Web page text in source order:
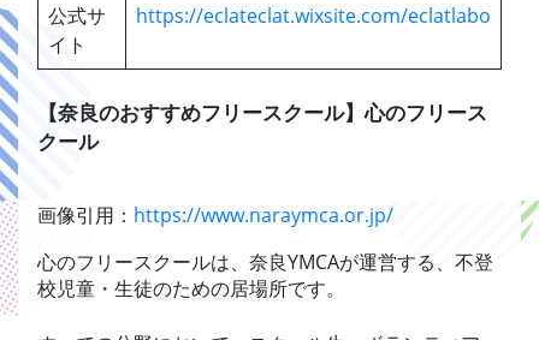
公式サ
イト
https://eclateclat.wixsite.com/eclatlabo
【奈良のおすすめフリースクール】心のフリース
クール
画像引用： https://www.naraymca.or.jp/
心のフリースクールは、奈良YMCAが運営する、不登
校児童・生徒のための居場所です。